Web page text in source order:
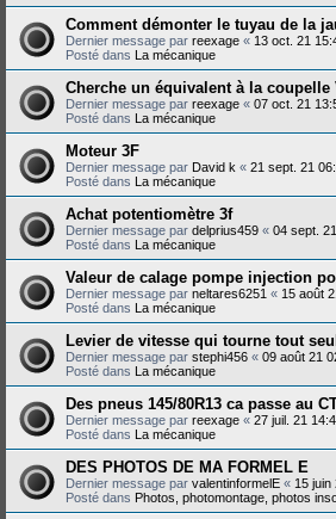
Comment démonter le tuyau de la
Dernier message par reexage « 13 oct. 21
Posté dans La mécanique
Cherche un équivalent à la coupelle
Dernier message par reexage « 07 oct. 21
Posté dans La mécanique
Moteur 3F
Dernier message par David k « 21 sept. 21
Posté dans La mécanique
Achat potentiomètre 3f
Dernier message par delprius459 « 04 sept.
Posté dans La mécanique
Valeur de calage pompe injection
Dernier message par neltares6251 « 15 août
Posté dans La mécanique
Levier de vitesse qui tourne tout
Dernier message par stephi456 « 09 août 21
Posté dans La mécanique
Des pneus 145/80R13 ca passe au
Dernier message par reexage « 27 juil. 21
Posté dans La mécanique
DES PHOTOS DE MA FORMEL E
Dernier message par valentinformelE « 15 juin
Posté dans Photos, photomontage, photos